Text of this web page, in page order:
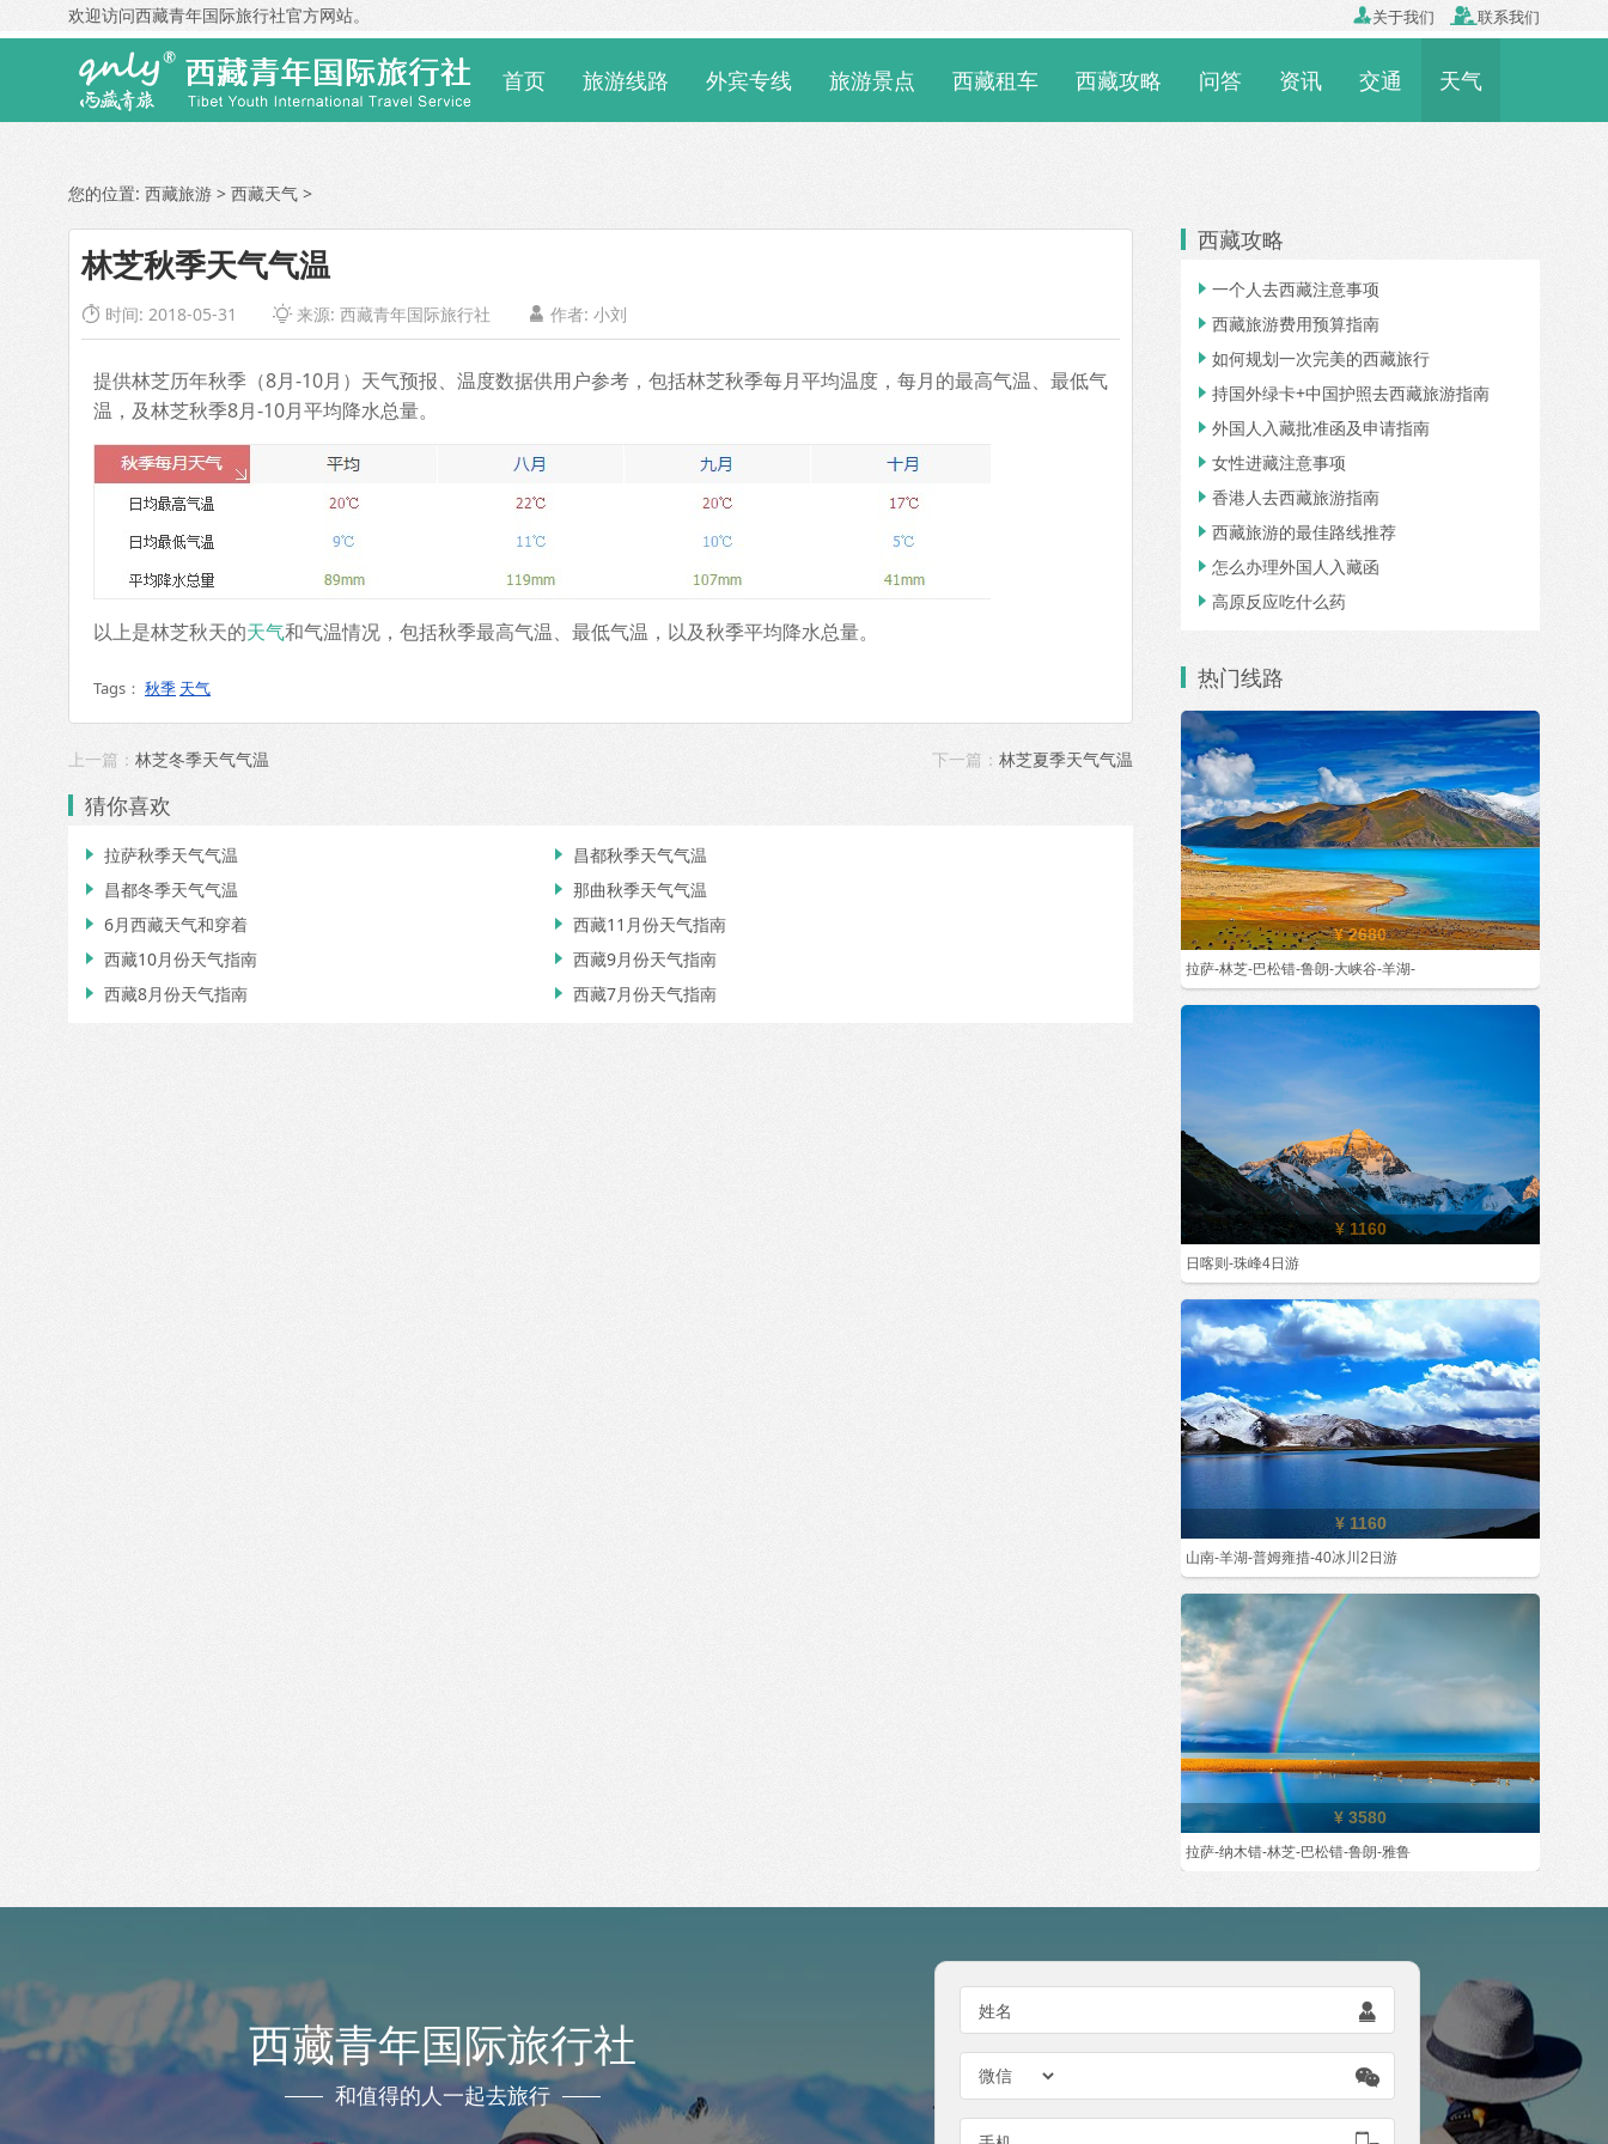
欢迎访问西藏青年国际旅行社官方网站。 关于我们 联系我们
首页 旅游线路 外宾专线 旅游景点 西藏租车 西藏攻略 问答 资讯 交通 天气
您的位置: 西藏旅游 > 西藏天气 >
林芝秋季天气气温
 时间: 2018-05-31 来源: 西藏青年国际旅行社  作者: 小刘
提供林芝历年秋季（8月-10月）天气预报、温度数据供用户参考，包括林芝秋季每月平均温度，每月的最高气温、最低气
温，及林芝秋季8月-10月平均降水总量。
以上是林芝秋天的天气和气温情况，包括秋季最高气温、最低气温，以及秋季平均降水总量。
Tags： 秋季 天气
上一篇： 林芝冬季天气气温 下一篇： 林芝夏季天气气温
猜你喜欢
 拉萨秋季天气气温  昌都秋季天气气温
 昌都冬季天气气温  那曲秋季天气气温
 6月西藏天气和穿着  西藏11月份天气指南
 西藏10月份天气指南  西藏9月份天气指南
 西藏8月份天气指南  西藏7月份天气指南
西藏攻略
 一个人去西藏注意事项
 西藏旅游费用预算指南
 如何规划一次完美的西藏旅行
 持国外绿卡+中国护照去西藏旅游指南
 外国人入藏批准函及申请指南
 女性进藏注意事项
 香港人去西藏旅游指南
 西藏旅游的最佳路线推荐
 怎么办理外国人入藏函
 高原反应吃什么药
热门线路
¥ 2680
拉萨-林芝-巴松错-鲁朗-大峡谷-羊湖-
¥ 1160
日喀则-珠峰4日游
¥ 1160
山南-羊湖-普姆雍措-40冰川2日游
¥ 3580
拉萨-纳木错-林芝-巴松错-鲁朗-雅鲁
西藏青年国际旅行社
和值得的人一起去旅行
姓名 
